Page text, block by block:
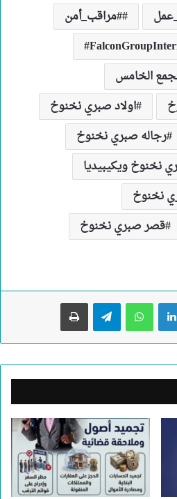
#مراقب_أمن
الخامس
اولاد صبري نخنوخ
رجاله صبري نخنوخ
نخنوخ ويكيبيديا
نخنوخ
قصر صبري نخنوخ
لينكدإن واتساب تيلقرام طباعة